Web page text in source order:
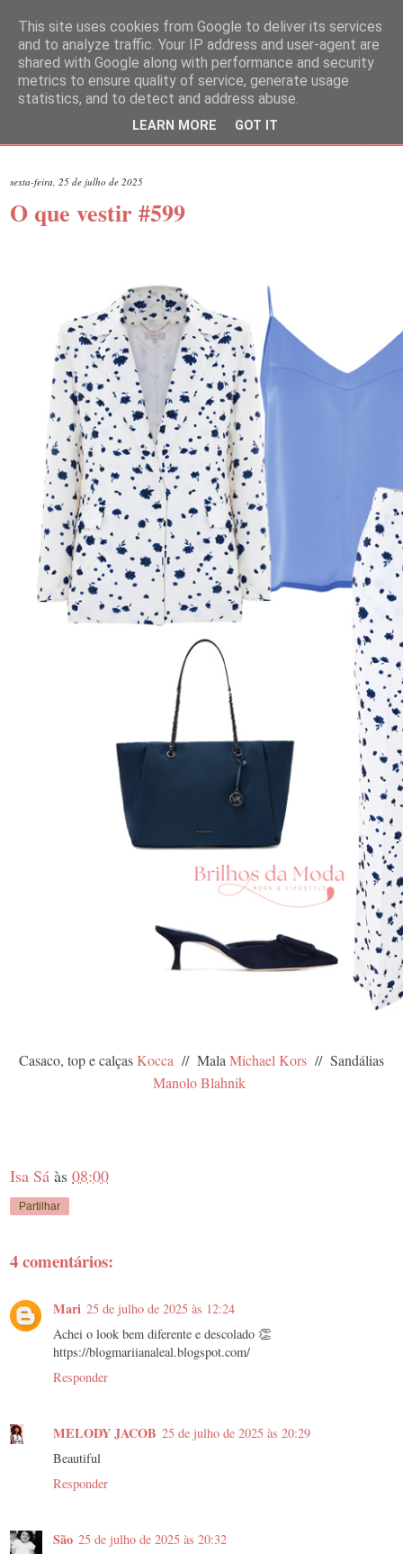
sexta-feira, 25 de julho de 2025
O que vestir #599
Casaco, top e calçasKocca // Mala Michael Kors // Sandálias
Manolo Blahnik
Isa Sá às 08:00
Partilhar
4 comentários:
Mari 25 de julho de 2025 às 12:24
Achei o look bem diferente e descolado 👏
https://blogmariianaleal.blogspot.com/
Responder
MELODY JACOB 25 de julho de 2025 às 20:29
Beautiful
Responder
São 25 de julho de 2025 às 20:32
This site uses cookies from Google to deliver its services
and to analyze traffic. Your IP address and user-agent are
shared with Google along with performance and security
metrics to ensure quality of service, generate usage
statistics, and to detect and address abuse.
LEARN MORE GOT IT